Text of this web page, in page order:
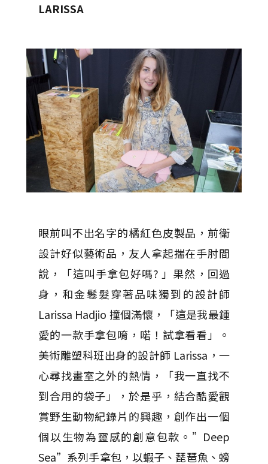
LARISSA
眼前叫不出名字的橘紅色皮製品，前衛
設計好似藝術品，友人拿起揣在手肘間
說，「這叫手拿包好嗎? 」果然，回過
身，和金鬈髮穿著品味獨到的設計師
Larissa Hadjio 撞個滿懷，「這是我最鍾
愛的一款手拿包唷，喏！試拿看看」。
美術雕塑科班出身的設計師 Larissa，一
心尋找畫室之外的熱情，「我一直找不
到合用的袋子」，於是乎，結合酷愛觀
賞野生動物紀錄片的興趣，創作出一個
個以生物為靈感的創意包款。”Deep
Sea”系列手拿包，以蝦子、琵琶魚、螃